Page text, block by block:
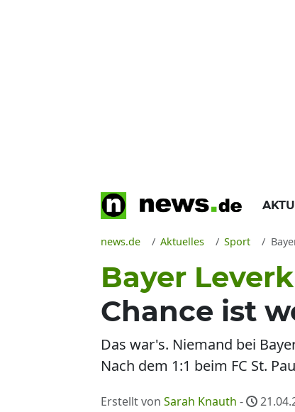
news.de Aktuelles Sport
Bayer
Chance ist
Das war's. Niemand bei
Nach dem 1:1 beim FC St.
Erstellt von Sarah Knauth -